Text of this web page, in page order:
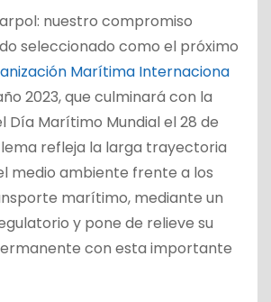
nuestro compromiso
seleccionado como el próximo
Marítima Internaciona
2023, que culminará con la
Día Marítimo Mundial el 28 de
refleja la larga trayectoria
medio ambiente frente a los
marítimo, mediante un
y pone de relieve su
con esta importante